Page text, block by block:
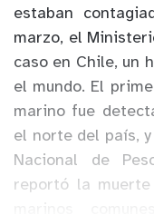
estaban
marzo, el
caso en Chile, un
el mundo. El
marino fue
el norte del país,
Nacional de
reportó la